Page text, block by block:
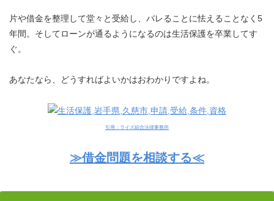
片や借金を整理して堂々と受給し、バレることに怯えることなく5
年間。そしてローンが通るようになるのは生活保護を卒業してす
ぐ。
あなたなら、どうすればよいかはおわかりですよね。
引用：ライズ綜合法律事務所
≫借金問題を相談する≪